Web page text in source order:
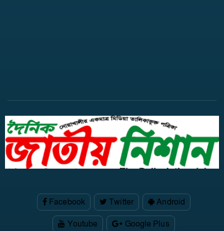
Facebook Twitter
Android
Youtube
Google Plus